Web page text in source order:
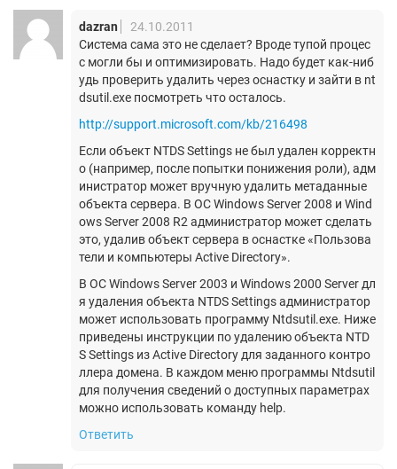
dazran
24.10.2011
Система сама это не сделает? Вроде тупой процес
с могли бы и оптимизировать. Надо будет как-ниб
удь проверить удалить через оснастку и зайти в nt
dsutil.exe посмотреть что осталось.
http://support.microsoft.com/kb/216498
Если объект NTDS Settings не был удален корректн
о (например, после попытки понижения роли), адм
инистратор может вручную удалить метаданные
объекта сервера. В ОС Windows Server 2008 и Wind
ows Server 2008 R2 администратор может сделать
это, удалив объект сервера в оснастке «Пользова
тели и компьютеры Active Directory».
В ОС Windows Server 2003 и Windows 2000 Server дл
я удаления объекта NTDS Settings администратор
может использовать программу Ntdsutil.exe. Ниже
приведены инструкции по удалению объекта NTD
S Settings из Active Directory для заданного контро
ллера домена. В каждом меню программы Ntdsutil
для получения сведений о доступных параметрах
можно использовать команду help.
Ответить